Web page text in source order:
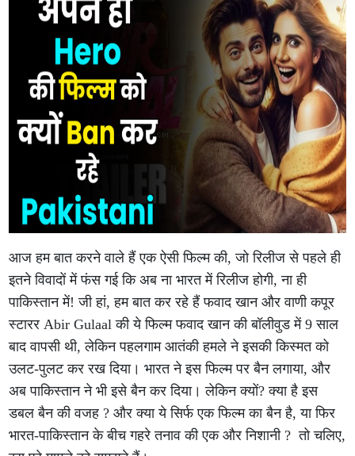
आज हम बात करने वाले हैं एक ऐसी फिल्म की, जो रिलीज से पहले ही
इतने विवादों में फंस गई कि अब ना भारत में रिलीज होगी, ना ही
पाकिस्तान में! जी हां, हम बात कर रहे हैं फवाद खान और वाणी कपूर
स्टारर Abir Gulaal की ये फिल्म फवाद खान की बॉलीवुड में 9 साल
बाद वापसी थी, लेकिन पहलगाम आतंकी हमले ने इसकी किस्मत को
उलट-पुलट कर रख दिया। भारत ने इस फिल्म पर बैन लगाया, और
अब पाकिस्तान ने भी इसे बैन कर दिया। लेकिन क्यों? क्या है इस
डबल बैन की वजह ? और क्या ये सिर्फ एक फिल्म का बैन है, या फिर
भारत-पाकिस्तान के बीच गहरे तनाव की एक और निशानी ? तो चलिए,